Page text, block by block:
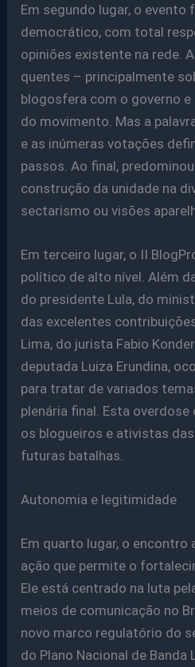
Em segundo lugar, o evento
democrático, com total
opiniões existente na rede.
quentes – principalmente
blogosfera com o governo
do movimento. Mas a
e as inúmeras votações
passos. Ao final,
construção da unidade na
sectarismo ou visões
Em terceiro lugar, o II
político de alto nível. Além
do presidente Lula, do
das excelentes
Lima, do jurista Fabio
deputada Luiza Erundina,
para tratar de variados
plenária final. Esta
os blogueiros e ativistas
futuras batalhas.
Autonomia e legitimidade
Em quarto lugar, o encontro
ação que permite o
Ele está centrado na luta
meios de comunicação no
novo marco regulatório do
do Plano Nacional de